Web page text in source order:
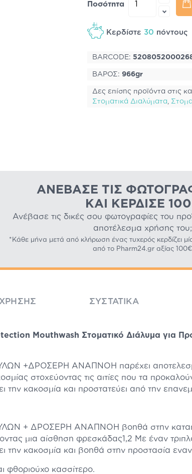
Ποσότητα
Κερδίστε 30
BARCODE:
ΒΑΡΟΣ: 966gr
Δες επίσης προϊόντα στις
Στοματικά Διαλύματα
ΑΝΈΒΑΣΕ ΤΙΣ
ΚΑΙ ΚΈΡΔΙΣΕ
Ανέβασε τις δικές σου φωτογραφίες του
αποτέλεσμα χρήσης του;
*Κάθε μήνα μετά από κλήρωση ένας τυχερός κερδίζει
από το Pharm24.gr αξίας 100€
ΣΥΣΤΑΤΙΚΆ
Mouthwash Στοματικό Διάλυμα για
+ΔΡΟΣΕΡΗ ΑΝΑΠΝΟΗ παρέχει
στοχεύοντας τις αιτίες που τα
την κακοσμία και προστατεύει από την
+ ΔΡΟΣΕΡΗ ΑΝΑΠΝΟΗ βοηθά στην
μια αίσθηση φρεσκάδας1,2 Με έναν
την κακοσμία και βοηθά στην προστασία
φθοριούχο κασσίτερο.